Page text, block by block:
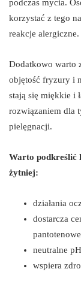
podczas mycia.
korzystać z tego
reakcje alergiczne.
Dodatkowo warto
objętość fryzury i
stają się miękkie i
rozwiązaniem dla
pielęgnacji.
Warto podkreślić
żytniej:
działania
dostarcza
neutralne
wspiera